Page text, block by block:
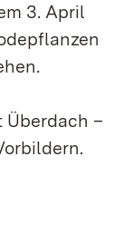
3. April
Überdach –